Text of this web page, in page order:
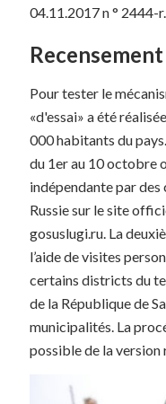
04.11.2017 n ° 2444-r.
Pour tester le
«d'essai» a été
000 habitants du
du 1er au 10 octobre
indépendante par
Russie sur le site
gosuslugi.ru. La
l’aide de visites
certains districts du
de la République de
municipalités. La
possible de la